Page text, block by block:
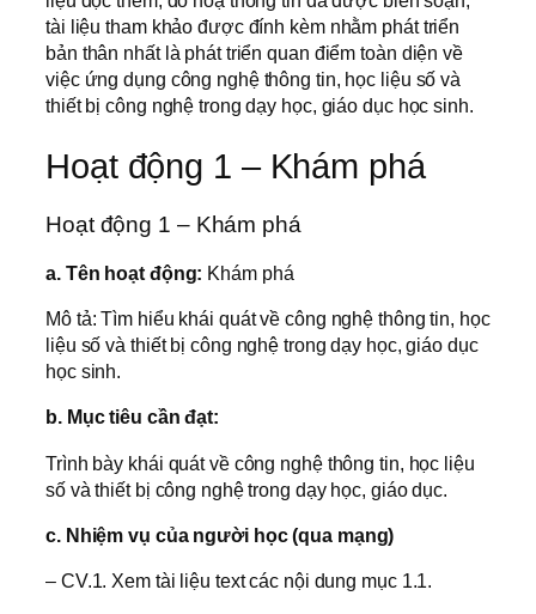
tài liệu tham khảo được đính kèm nhằm phát triển
bản thân nhất là phát triển quan điểm toàn diện về
việc ứng dụng công nghệ thông tin, học liệu số và
thiết bị công nghệ trong dạy học, giáo dục học sinh.
Hoạt động 1 – Khám phá
Hoạt động 1 – Khám phá
a. Tên hoạt động: Khám phá
Mô tả: Tìm hiểu khái quát về công nghệ thông tin, học
liệu số và thiết bị công nghệ trong dạy học, giáo dục
học sinh.
b. Mục tiêu cần đạt:
Trình bày khái quát về công nghệ thông tin, học liệu
số và thiết bị công nghệ trong dạy học, giáo dục.
c. Nhiệm vụ của người học (qua mạng)
– CV.1. Xem tài liệu text các nội dung mục 1.1.